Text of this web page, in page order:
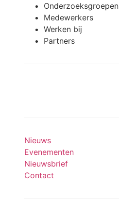
Onderzoeksgroepen
Medewerkers
Werken bij
Partners
Nieuws
Evenementen
Nieuwsbrief
Contact